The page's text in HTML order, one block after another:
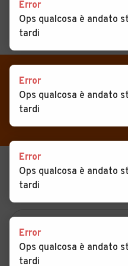
CERCA
Auto
Auto usate
Auto Km 0
Noleggio a lungo
Camper
VENDI
MAGAZINE
ACCEDI
Auto
USATO
Error
Ops qualcosa è andato
tardi
Error
Ops qualcosa è andato
tardi
Error
Ops qualcosa è andato
tardi
Error
Ops qualcosa è andato
tardi